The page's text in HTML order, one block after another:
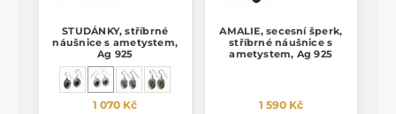
STUDÁNKY, stříbrné
náušnice s ametystem,
Ag 925
1 070 Kč
AMALIE, secesní šperk,
stříbrné náušnice s
ametystem, Ag 925
1 590 Kč